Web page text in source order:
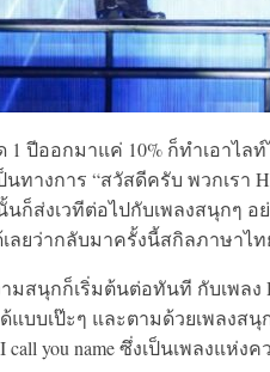
1 ปีออกมาแค่ 10% ก็ทำเอาไ
ทางการ “สวัสดีครับ พวกเร
ส่งเวทีต่อไปกับเพลงสนุกๆ อ
ลยว่ากลับมาครั้งนี้สกิลภาษาไ
มสนุกก็เริ่มต้นต่อทันที กับเพลง
บบเป๊ะๆ และตามด้วยเพลงสนุ
call you name ซึ่งเป็นเพลงแ